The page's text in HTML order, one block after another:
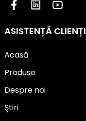
ASISTENȚĂ CLIENȚI
Acasă
Produse
Despre noi
Ştiri